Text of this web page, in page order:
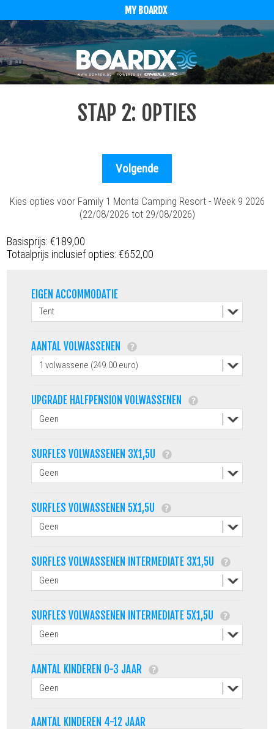
MY BOARDX
STAP 2: OPTIES
Kies opties voor Family 1 Monta Camping Resort - Week 9 2026
(22/08/2026 tot 29/08/2026)
Basisprijs:€189,00
Totaalprijs inclusief opties:€652,00
EIGEN ACCOMMODATIE
AANTAL VOLWASSENEN
UPGRADE HALFPENSION VOLWASSENEN
SURFLES VOLWASSENEN 3X1,5U
SURFLES VOLWASSENEN 5X1,5U
SURFLES VOLWASSENEN INTERMEDIATE 3X1,5U
SURFLES VOLWASSENEN INTERMEDIATE 5X1,5U
AANTAL KINDEREN 0-3 JAAR
AANTAL KINDEREN 4-12 JAAR